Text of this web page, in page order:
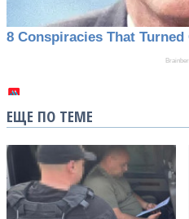
ЕЩЕ ПО ТЕМЕ